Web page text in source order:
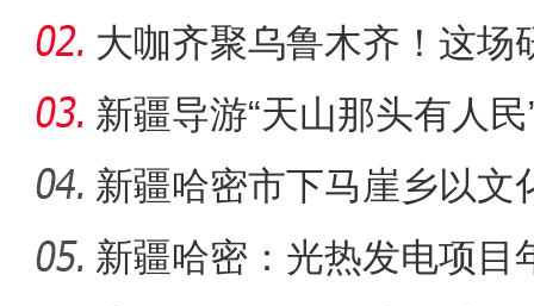
达斡尔
大咖齐聚乌鲁木齐！这场
发展划
新疆导游“天山那头有人
师：扩
新疆哈密市下马崖乡以文
新图景
新疆哈密：光热发电项目